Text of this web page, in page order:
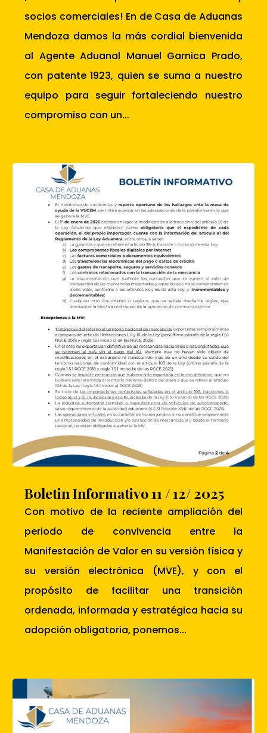
socios comerciales! En de Casa de Aduanas
Mendoza damos la más cordial bienvenida
al Agente Aduanal Manuel Garnica Prado,
con patente 1923, quien se suma a nuestro
equipo para seguir fortaleciendo nuestro
compromiso con un...
Boletin Informativo 11 / 12/ 2025
Con motivo de la reciente ampliación del
periodo de convivencia entre la
Manifestación de Valor en su versión física y
su versión electrónica (MVE), y con el
propósito de facilitar una transición
ordenada, informada y estratégica hacia su
adopción obligatoria, ponemos...